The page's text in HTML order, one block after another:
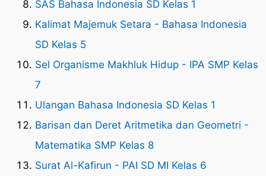
SAS Bahasa Indonesia SD Kelas 1
Kalimat Majemuk Setara - Bahasa Indonesia
SD Kelas 5
Sel Organisme Makhluk Hidup - IPA SMP Kelas
7
Ulangan Bahasa Indonesia SD Kelas 1
Barisan dan Deret Aritmetika dan Geometri -
Matematika SMP Kelas 8
Surat Al-Kafirun - PAI SD MI Kelas 6